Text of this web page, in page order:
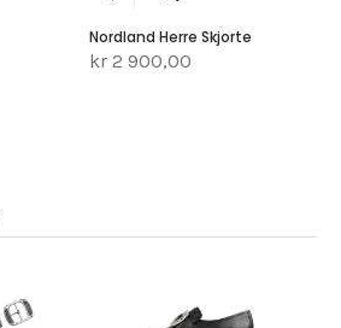
Nordland Herre Skjorte
kr 2 900,00